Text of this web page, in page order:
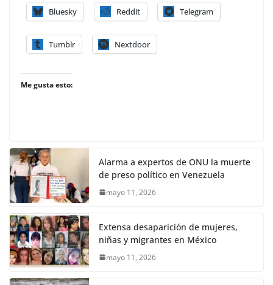
Bluesky Reddit Telegram
Tumblr Nextdoor
Me gusta esto:
Alarma a expertos de ONU la muerte
de preso político en Venezuela
mayo 11, 2026
Extensa desaparición de mujeres,
niñas y migrantes en México
mayo 11, 2026